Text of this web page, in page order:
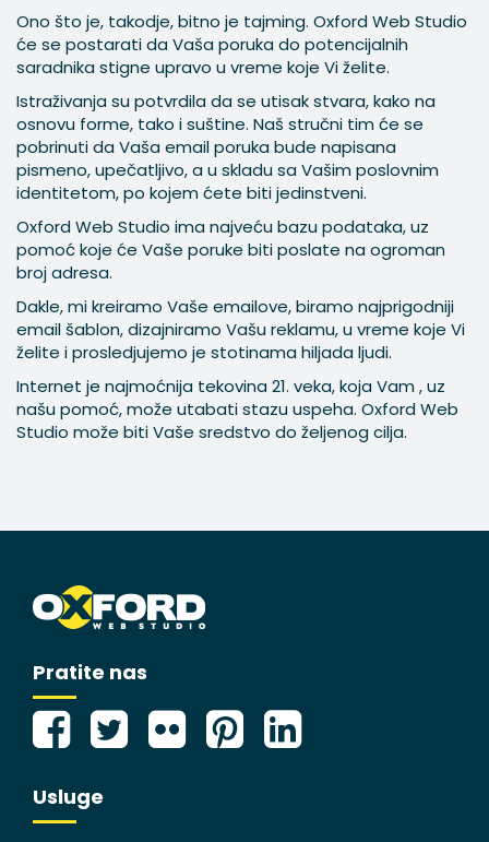
Ono što je, takodje, bitno je tajming. Oxford Web Studio
će se postarati da Vaša poruka do potencijalnih
saradnika stigne upravo u vreme koje Vi želite.
Istraživanja su potvrdila da se utisak stvara, kako na
osnovu forme, tako i suštine. Naš stručni tim će se
pobrinuti da Vaša email poruka bude napisana
pismeno, upečatljivo, a u skladu sa Vašim poslovnim
identitetom, po kojem ćete biti jedinstveni.
Oxford Web Studio ima najveću bazu podataka, uz
pomoć koje će Vaše poruke biti poslate na ogroman
broj adresa.
Dakle, mi kreiramo Vaše emailove, biramo najprigodniji
email šablon, dizajniramo Vašu reklamu, u vreme koje Vi
želite i prosledjujemo je stotinama hiljada ljudi.
Internet je najmoćnija tekovina 21. veka, koja Vam , uz
našu pomoć, može utabati stazu uspeha. Oxford Web
Studio može biti Vaše sredstvo do željenog cilja.
Pratite nas
Usluge